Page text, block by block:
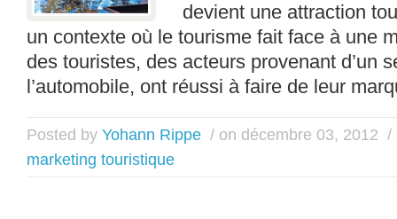
devient une attraction
un contexte où le tourisme fait face à une
des touristes, des acteurs provenant d’un
l’automobile, ont réussi à faire de leur
Posted by Yohann Rippe / on décembre 03, 2012 /
marketing touristique